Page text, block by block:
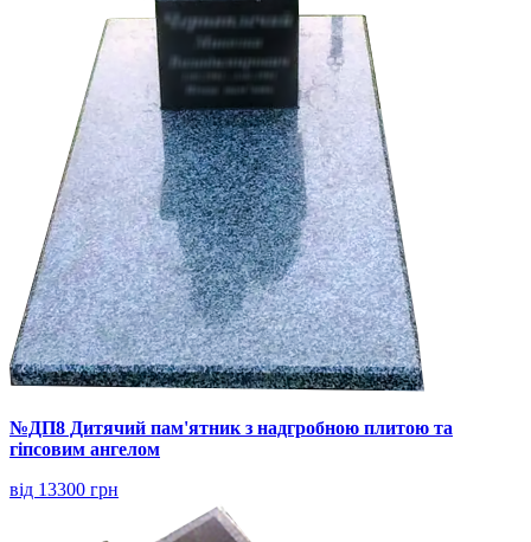
№ДП8 Дитячий пам'ятник з надгробною плитою та
гіпсовим ангелом
від 13300 грн